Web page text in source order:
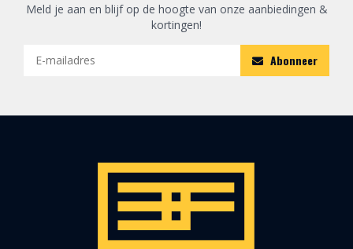
Meld je aan en blijf op de hoogte van onze aanbiedingen &
kortingen!
Abonneer